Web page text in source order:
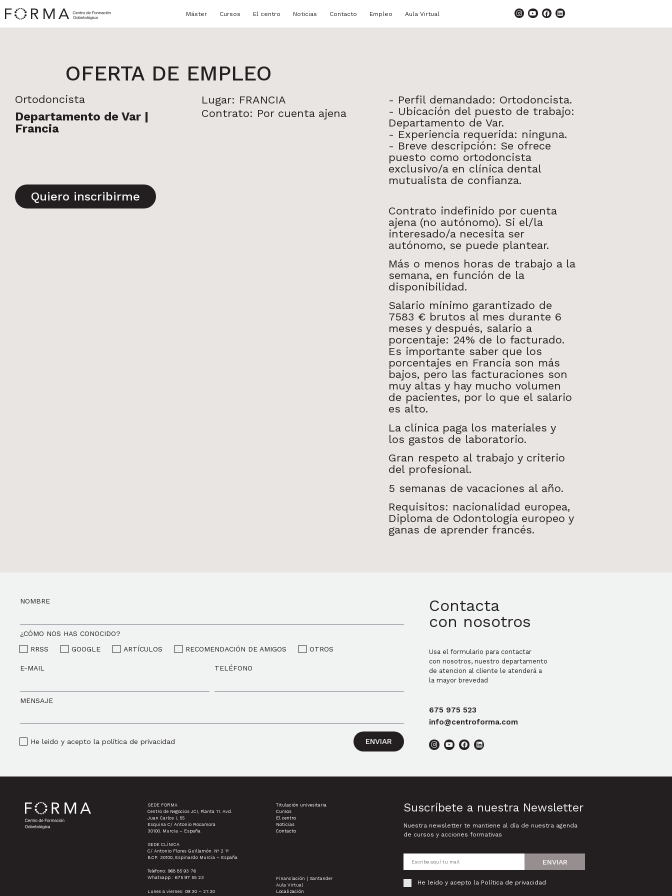
Máster Cursos El centro Noticias Contacto Empleo Aula Virtual
OFERTA DE EMPLEO
Ortodoncista
Departamento de Var |
Francia
Quiero inscribirme
Lugar: FRANCIA
Contrato: Por cuenta ajena
- Perfil demandado: Ortodoncista.
- Ubicación del puesto de trabajo:
Departamento de Var.
- Experiencia requerida: ninguna.
- Breve descripción: Se ofrece
puesto como ortodoncista
exclusivo/a en clínica dental
mutualista de confianza.
Contrato indefinido por cuenta
ajena (no autónomo). Si el/la
interesado/a necesita ser
autónomo, se puede plantear.
Más o menos horas de trabajo a la
semana, en función de la
disponibilidad.
Salario mínimo garantizado de
7583 € brutos al mes durante 6
meses y después, salario a
porcentaje: 24% de lo facturado.
Es importante saber que los
porcentajes en Francia son más
bajos, pero las facturaciones son
muy altas y hay mucho volumen
de pacientes, por lo que el salario
es alto.
La clínica paga los materiales y
los gastos de laboratorio.
Gran respeto al trabajo y criterio
del profesional.
5 semanas de vacaciones al año.
Requisitos: nacionalidad europea,
Diploma de Odontología europeo y
ganas de aprender francés.
NOMBRE
¿CÓMO NOS HAS CONOCIDO?
RRSS
GOOGLE ARTÍCULOS RECOMENDACIÓN DE AMIGOS OTROS
E-MAIL TELÉFONO
MENSAJE
He leido y acepto la política de privacidad ENVIAR
Contacta
con nosotros
Usa el formulario para contactar
con nosotros, nuestro departamento
de atencion al cliente le atenderá a
la mayor brevedad
675 975 523
info@centroforma.com
SEDE FORMA
Centro de Negocios JCI, Planta 11. Avd.
Juan Carlos I, 55
Esquina C/ Antonio Rocamora
30100. Murcia – España
SEDE CLÍNICA
C/ Antonio Flores Guillamón. Nº 2 1º
B.CP: 30100, Espinardo Murcia – España
Teléfono: 968 85 93 76
Whatsapp : 675 97 55 23
Lunes a viernes: 09:30 – 21:30
Titulación univesitaria
Cursos
El centro
Noticias
Contacto
Financiación | Santander
Aula Virtual
Localización
Suscríbete a nuestra Newsletter
Nuestra newsletter te mantiene al día de nuestra agenda
de cursos y acciones formativas
He leido y acepto la Política de privacidad
ENVIAR